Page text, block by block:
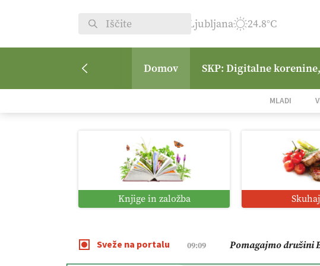
Ljubljana 24.8°C
Domov SKP: Digitalne
MLADI
Knjige in založba
Sveže na portalu
08:50 Vrt Dvorjane Hills
01:38 Digitalno od satelita
12:11 Digitalizacija z
09:09 Pomagajmo družini